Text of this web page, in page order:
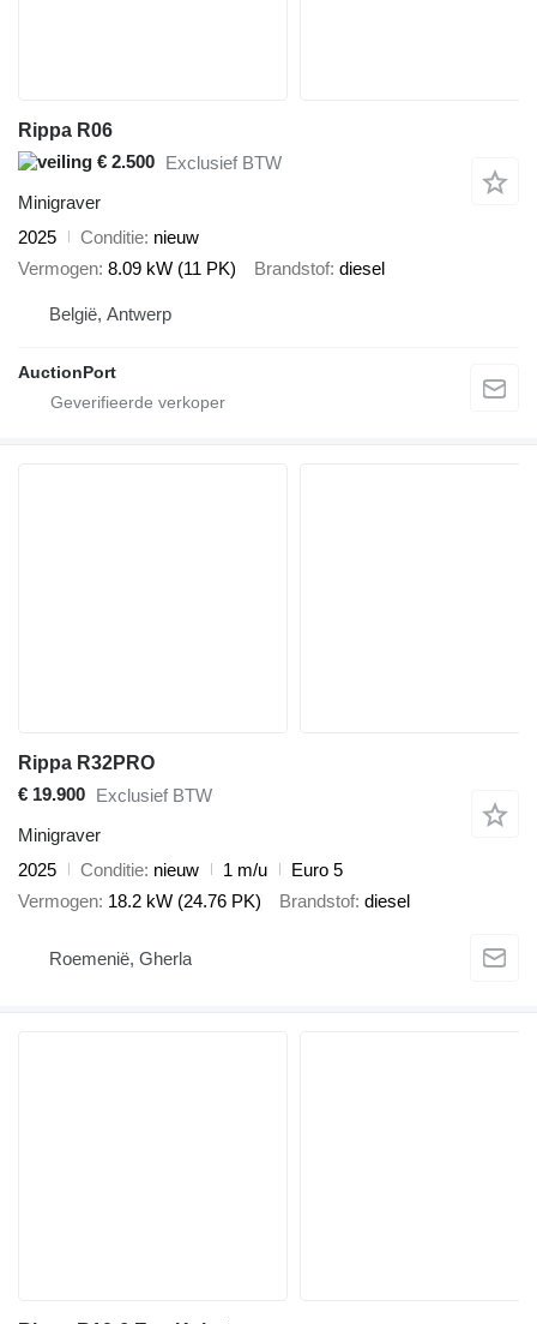
Rippa R06
€ 2.500 Exclusief BTW
Minigraver
2025
Conditie nieuw
Vermogen 8.09 kW (11 PK) Brandstof diesel
België, Antwerp
AuctionPort
Rippa R32PRO
€ 19.900 Exclusief BTW
Minigraver
2025
Conditie nieuw 1 m/u
Euro 5
Vermogen 18.2 kW (24.76 PK) Brandstof diesel
Roemenië, Gherla